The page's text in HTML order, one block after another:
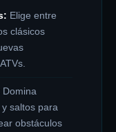
Elige entre
clásicos
Domina
saltos para
obstáculos